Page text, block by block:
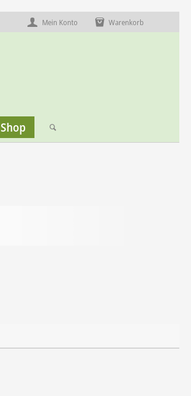
Mein Konto Warenkorb
Shop